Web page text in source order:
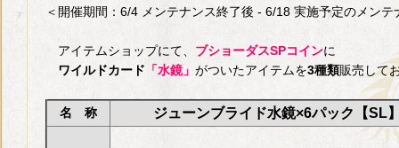
＜開催期間：6/4 メンテナンス終了後 - 6/18 実施予定のメンテ
アイテムショップにて、 ブショーダスSPコインに
ワイルドカード 「水鏡」 がついたアイテムを3種類販売して
名 称 ジューンブライド水鏡×6パック【SL